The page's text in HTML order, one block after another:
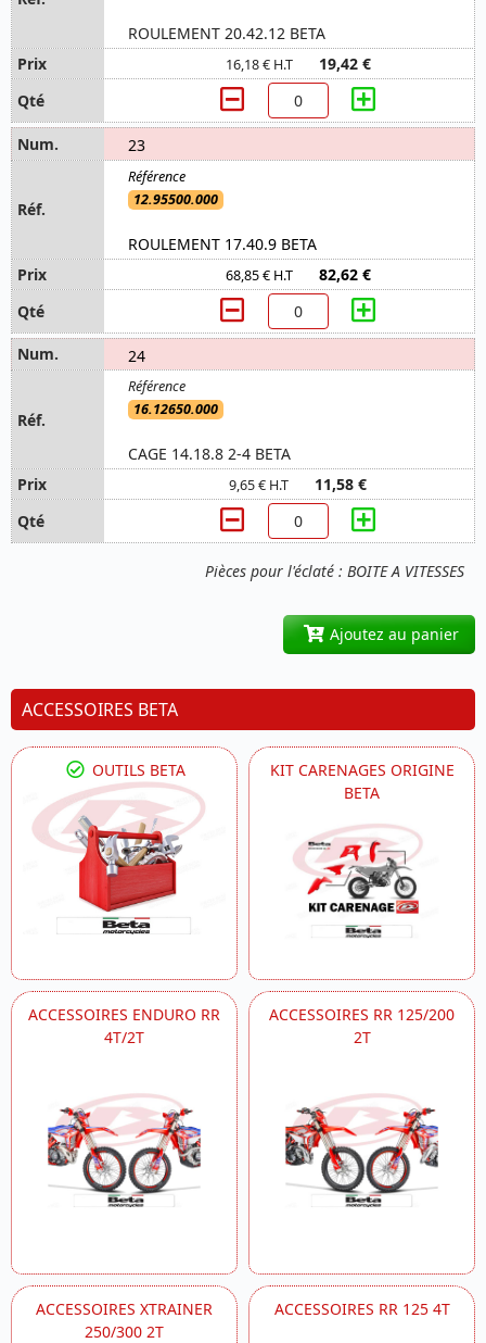
Pièces pour l'éclaté : BOITE A VITESSES
ROULEMENT 20.42.12 BETA
16,18 € H.T 19,42 €
23
12.95500.000
ROULEMENT 17.40.9 BETA
68,85 € H.T 82,62 €
24
16.12650.000
CAGE 14.18.8 2-4 BETA
9,65 € H.T 11,58 €
Ajoutez au panier
ACCESSOIRES BETA
OUTILS BETA
KIT CARENAGES ORIGINE
BETA
ACCESSOIRES ENDURO RR
4T/2T
ACCESSOIRES RR 125/200
2T
ACCESSOIRES XTRAINER
250/300 2T
ACCESSOIRES RR 125 4T